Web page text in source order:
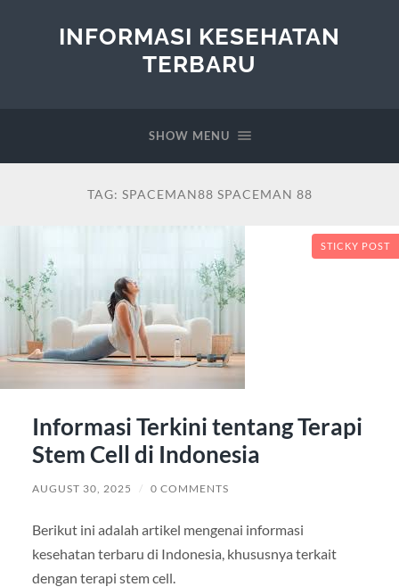
INFORMASI KESEHATAN
TERBARU
SHOW MENU
TAG: SPACEMAN88 SPACEMAN 88
STICKY POST
Informasi Terkini tentang Terapi
Stem Cell di Indonesia
AUGUST 30, 2025 / 0 COMMENTS
Berikut ini adalah artikel mengenai informasi
kesehatan terbaru di Indonesia, khususnya terkait
dengan terapi stem cell.